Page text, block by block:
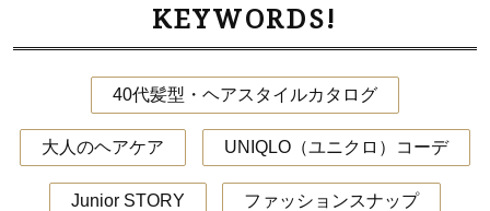
KEYWORDS!
40代髪型・ヘアスタイルカタログ
大人のヘアケア UNIQLO（ユニクロ）コーデ
Junior STORY ファッションスナップ